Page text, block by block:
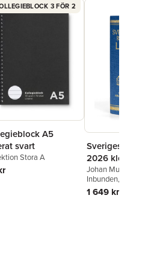
3 FÖR 2
A5
svart
Stora A
Sveriges
2026 klotband
Johan Munck
Inbunden, 2026
1 649 kr